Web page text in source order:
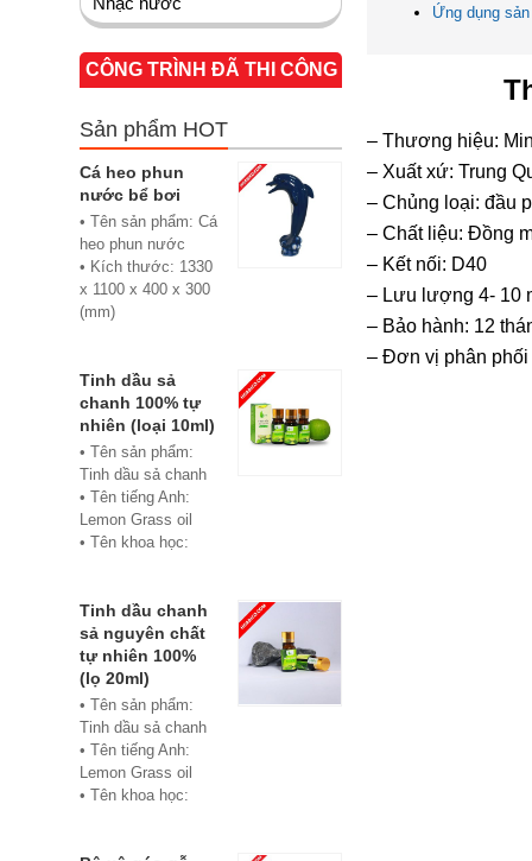
Ứng dụng
– Thương hiệu:
– Xuất xứ: Trung
– Chủng loại: đầu
– Chất liệu: Đồng
– Kết nối: D40
– Lưu lượng 4- 10
– Bảo hành: 12
– Đơn vị phân phối
CÔNG TRÌNH ĐÃ THI CÔNG
Sản phẩm HOT
Cá heo phun
nước bể bơi
• Tên sản phẩm: Cá
heo phun nước
• Kích thước: 1330
x 1100 x 400 x 300
(mm)
Composite
• Phân phối:
Hoabico
Tinh dầu sả
chanh 100% tự
nhiên (loại 10ml)
• Tên sản phẩm:
Tinh dầu sả chanh
• Tên tiếng Anh:
Lemon Grass oil
• Tên khoa học:
• Chủng loại: Thiết
bị xông hơi
• Thành phần chiết
xuất: lá
• Phương pháp
chiết xuất: Chưng
cất hơi nước
• Hình thức: Chất
lỏng
Tinh dầu chanh
sả nguyên chất
tự nhiên 100%
(lọ 20ml)
• Tên sản phẩm:
Tinh dầu sả chanh
• Tên tiếng Anh:
Lemon Grass oil
• Tên khoa học: